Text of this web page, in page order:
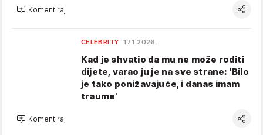
Komentiraj
CELEBRITY 17.1.2026.
Kad je shvatio da mu ne može roditi
dijete, varao ju je na sve strane: 'Bilo
je tako ponižavajuće, i danas imam
traume'
Komentiraj